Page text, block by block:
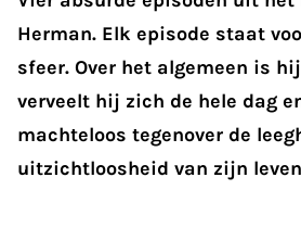
Herman. Elk episode staat
sfeer. Over het algemeen is
verveelt hij zich de hele dag
machteloos tegenover de
uitzichtloosheid van zijn